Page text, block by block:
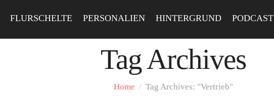
FLURSCHELTE PERSONALIEN HINTERGRUND PODCAST
Tag Archives
Home / Tag Archives: "Vertrieb"